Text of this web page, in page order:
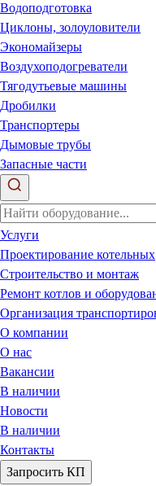
Водоподготовка
Циклоны, золоуловители
Экономайзеры
Воздухоподогреватели
Тягодутьевые машины
Дробилки
Транспортеры
Дымовые трубы
Запасные части
Услуги
Проектирование котельных
Строительство и монтаж
Ремонт котлов и
Организация
О компании
О нас
Вакансии
В наличии
Новости
В наличии
Контакты
Запросить КП